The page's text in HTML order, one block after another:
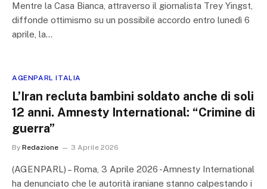
Mentre la Casa Bianca, attraverso il giornalista Trey Yingst,
diffonde ottimismo su un possibile accordo entro lunedì 6
aprile, la…
AGENPARL ITALIA
L’Iran recluta bambini soldato anche di soli
12 anni. Amnesty International: “Crimine di
guerra”
By Redazione 3 Aprile 2026
(AGENPARL) – Roma, 3 Aprile 2026 -Amnesty International
ha denunciato che le autorità iraniane stanno calpestando i